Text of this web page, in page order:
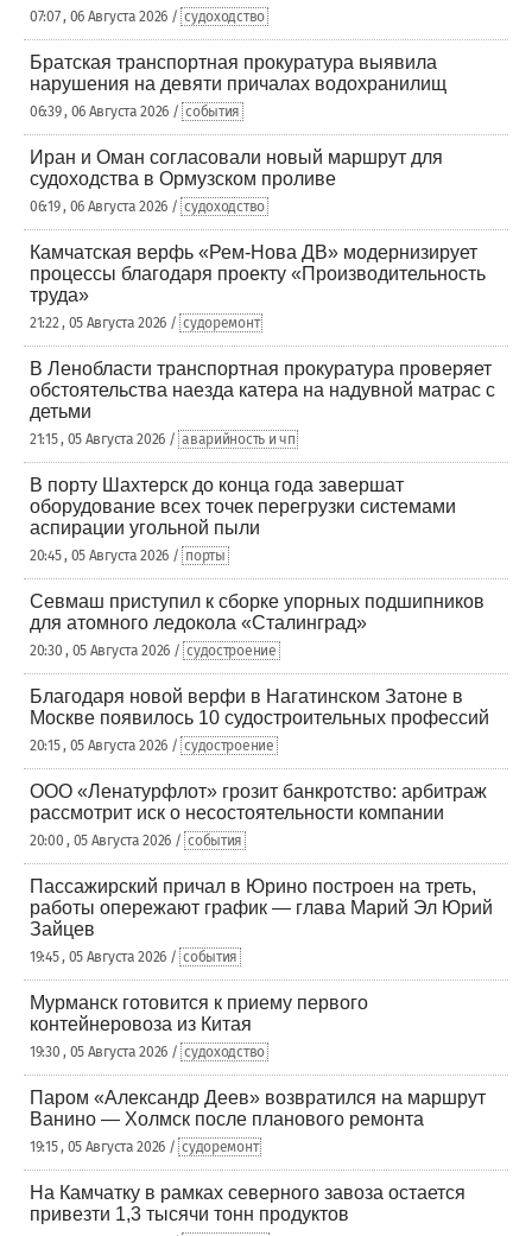
07:07 , 06 Августа 2026 / судоходство
Братская транспортная прокуратура выявила
нарушения на девяти причалах водохранилищ
06:39 , 06 Августа 2026 / события
Иран и Оман согласовали новый маршрут для
судоходства в Ормузском проливе
06:19 , 06 Августа 2026 / судоходство
Камчатская верфь «Рем-Нова ДВ» модернизирует
процессы благодаря проекту «Производительность
труда»
21:22 , 05 Августа 2026 / судоремонт
В Ленобласти транспортная прокуратура проверяет
обстоятельства наезда катера на надувной матрас с
детьми
21:15 , 05 Августа 2026 / аварийность и чп
В порту Шахтерск до конца года завершат
оборудование всех точек перегрузки системами
аспирации угольной пыли
20:45 , 05 Августа 2026 / порты
Севмаш приступил к сборке упорных подшипников
для атомного ледокола «Сталинград»
20:30 , 05 Августа 2026 / судостроение
Благодаря новой верфи в Нагатинском Затоне в
Москве появилось 10 судостроительных профессий
20:15 , 05 Августа 2026 / судостроение
ООО «Ленатурфлот» грозит банкротство: арбитраж
рассмотрит иск о несостоятельности компании
20:00 , 05 Августа 2026 / события
Пассажирский причал в Юрино построен на треть,
работы опережают график — глава Марий Эл Юрий
Зайцев
19:45 , 05 Августа 2026 / события
Мурманск готовится к приему первого
контейнеровоза из Китая
19:30 , 05 Августа 2026 / судоходство
Паром «Александр Деев» возвратился на маршрут
Ванино — Холмск после планового ремонта
19:15 , 05 Августа 2026 / судоремонт
На Камчатку в рамках северного завоза остается
привезти 1,3 тысячи тонн продуктов